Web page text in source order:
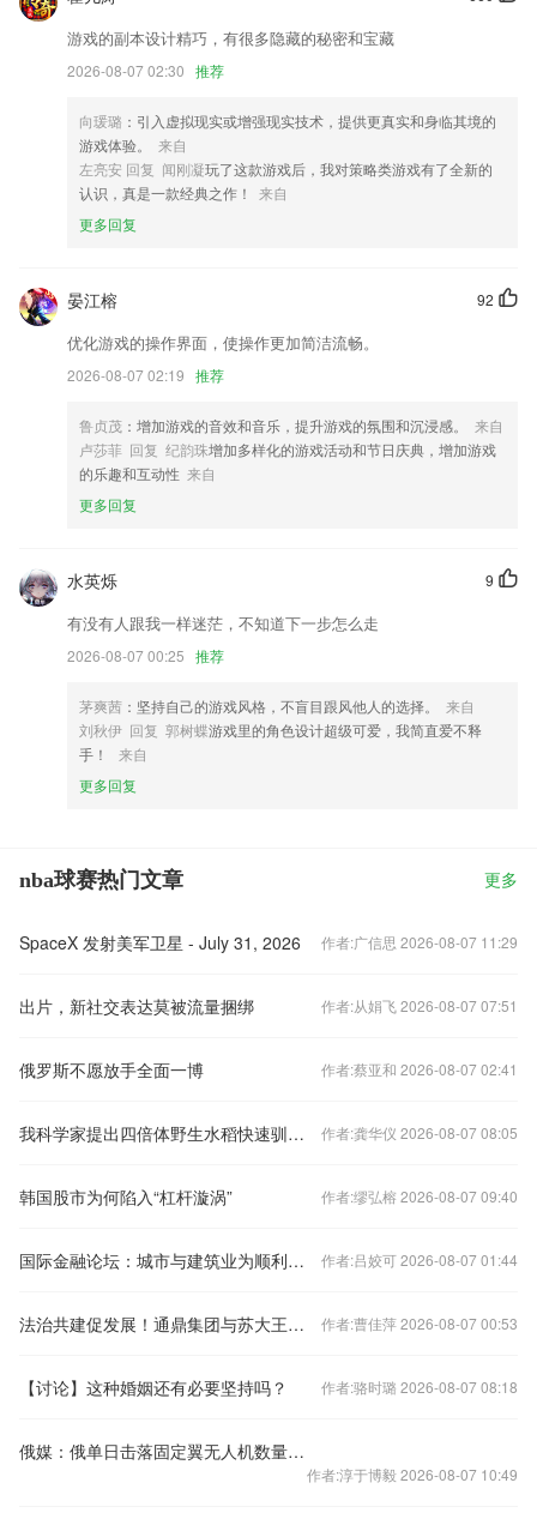
nba球赛更新了什么?
【新增】新增个人信息页面的网络连接方式；
【新增】搜索有惊喜，搜索有红包，海量数据让你收获更多内容。
增加地理位置开关。
js发现添加缓存
以上就是nba球赛的介绍，如果您喜欢这款软件，您可以到应用商店进行
打分评论，说出您的使用经历，以帮助我们更好的对产品进行优化修改。
游戏的副本设计精巧，有很多隐藏的秘密和宝藏
2026-08-07 02:30 推荐
向瑗璐 ：引入虚拟现实或增强现实技术，提供更真实和身临其境的
游戏体验。
来自
左亮安 回复 闻刚凝玩了这款游戏后，我对策略类游戏有了全新的
认识，真是一款经典之作！
来自
更多回复
92
晏江榕
优化游戏的操作界面，使操作更加简洁流畅。
2026-08-07 02:19 推荐
鲁贞茂 ：增加游戏的音效和音乐，提升游戏的氛围和沉浸感。
来自
卢莎菲 回复 纪韵珠增加多样化的游戏活动和节日庆典，增加游戏
的乐趣和互动性 来自
更多回复
9
水英烁
有没有人跟我一样迷茫，不知道下一步怎么走
2026-08-07 00:25 推荐
茅爽茜 ：坚持自己的游戏风格，不盲目跟风他人的选择。
来自
刘秋伊 回复 郭树蝶游戏里的角色设计超级可爱，我简直爱不释
手！
来自
更多回复
nba球赛热门文章 更多
SpaceX 发射美军卫星 - July 31, 2026 作者:广信思 2026-08-07 11:29
出片，新社交表达莫被流量捆绑 作者:从娟飞 2026-08-07 07:51
俄罗斯不愿放手全面一博 作者:蔡亚和 2026-08-07 02:41
我科学家提出四倍体野生水稻快速驯化新路线 作者:龚华仪 2026-08-07 08:05
韩国股市为何陷入“杠杆漩涡” 作者:缪弘榕 2026-08-07 09:40
国际金融论坛：城市与建筑业为顺利实现“双碳”目标任重道远 作者:吕姣可 2026-08-07 01:44
法治共建促发展！通鼎集团与苏大王健法学院党建共建签约 作者:曹佳萍 2026-08-07 00:53
【讨论】这种婚姻还有必要坚持吗？ 作者:骆时璐 2026-08-07 08:18
俄媒：俄单日击落固定翼无人机数量创纪录
作者:淳于博毅 2026-08-07 10:49